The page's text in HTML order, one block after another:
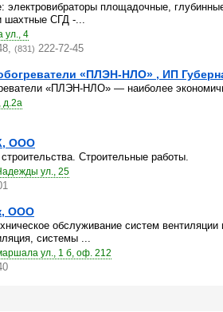
электровибраторы площадочные,
шахтные СГД -...
ул., 4
(831) 222-72-45
«ПЛЭН-НЛО» , ИП
«ПЛЭН-НЛО» — наиболее
д.2а
ООО
Строительные работы.
ул., 25
ООО
обслуживание систем вентиляции
системы ...
ул., 1 б, оф. 212